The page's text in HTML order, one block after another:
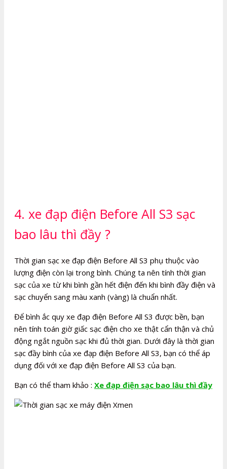
4. xe đạp điện Before All S3 sạc
bao lâu thì đầy ?
Thời gian sạc xe đạp điện Before All S3 phụ thuộc vào
lượng điện còn lại trong bình. Chúng ta nên tính thời gian
sạc của xe từ khi bình gần hết điện đến khi bình đầy điện và
sạc chuyển sang màu xanh (vàng) là chuẩn nhất.
Để bình ắc quy xe đạp điện Before All S3 được bền, bạn
nên tính toán giờ giấc sạc điện cho xe thật cẩn thận và chủ
động ngắt nguồn sạc khi đủ thời gian. Dưới đây là thời gian
sạc đầy bình của xe đạp điện Before All S3, bạn có thể áp
dụng đối với xe đạp điện Before All S3 của bạn.
Bạn có thể tham khảo : Xe đạp điện sạc bao lâu thì đầy